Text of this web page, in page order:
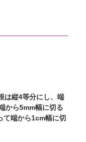
は縦4等分にし、端
から5mm幅に切る
て端から1cm幅に切